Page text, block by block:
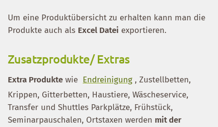
Um eine Produktübersicht zu erhalten kann man die
Produkte auch als Excel Datei exportieren.
Zusatzprodukte/ Extras
Extra Produkte wie Endreinigung , Zustellbetten,
Krippen, Gitterbetten, Haustiere, Wäscheservice,
Transfer und Shuttles Parkplätze, Frühstück,
Seminarpauschalen, Ortstaxen werden mit der